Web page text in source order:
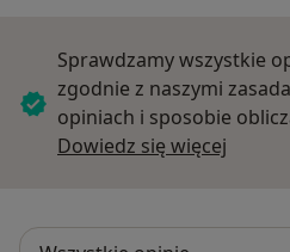
Sprawdzamy wszystkie
zgodnie z naszymi
opiniach i sposobie
Dowiedz się więcej